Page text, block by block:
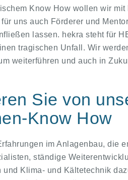
Know How wollen wir
uns auch Förderer und
lassen. hekra steht für
tragischen Unfall. Wir
weiterführen und auch in
Sie von
Know How
im Anlagenbau, die
ständige
und Klima- und Kältetechnik